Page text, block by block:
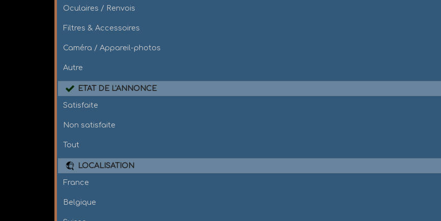
Oculaires / Renvois
Filtres & Accessoires
Caméra / Appareil-photos
Autre
ETAT DE L'ANNONCE
Satisfaite
Non satisfaite
Tout
LOCALISATION
France
Belgique